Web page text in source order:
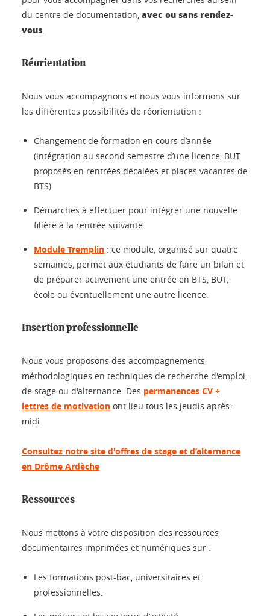
du centre de documentation, avec ou sans rendez-
vous
Réorientation
Nous vous accompagnons et nous vous informons sur
les différentes possibilités de réorientation :
Changement de formation en cours d’année
(intégration au second semestre d’une licence, BUT
proposés en rentrées décalées et places vacantes de
BTS).
Démarches à effectuer pour intégrer une nouvelle
filière à la rentrée suivante.
Module Tremplin : ce module, organisé sur quatre
semaines, permet aux étudiants de faire un bilan et
de préparer activement une entrée en BTS, BUT,
école ou éventuellement une autre licence.
Insertion professionnelle
Nous vous proposons des accompagnements
méthodologiques en techniques de recherche d'emploi,
de stage ou d'alternance. Des permanences CV +
lettres de motivation ont lieu tous les jeudis après-
midi.
Consultez notre site d'offres de stage et d’alternance
en Drôme Ardèche
Ressources
Nous mettons à votre disposition des ressources
documentaires imprimées et numériques sur :
Les formations post-bac, universitaires et
professionnelles.